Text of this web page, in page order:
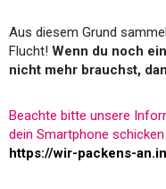
Aus diesem Grund
Flucht! Wenn du noch
nicht mehr brauchst,
Beachte bitte unsere
dein Smartphone
https://wir-packens-